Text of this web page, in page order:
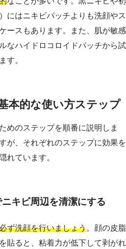
にはニキビパッチよりも洗顔やス
ースもあります。また、肌が敏感
なハイドロコロイドパッチから試
す。
本的な使い方ステップ
めのステップを順番に説明しま
が、それぞれのステップに効果を
れています。
キビ周辺を清潔にする
ず洗顔を行いましょう。顔の皮脂
貼ると、粘着力が低下して剥がれ